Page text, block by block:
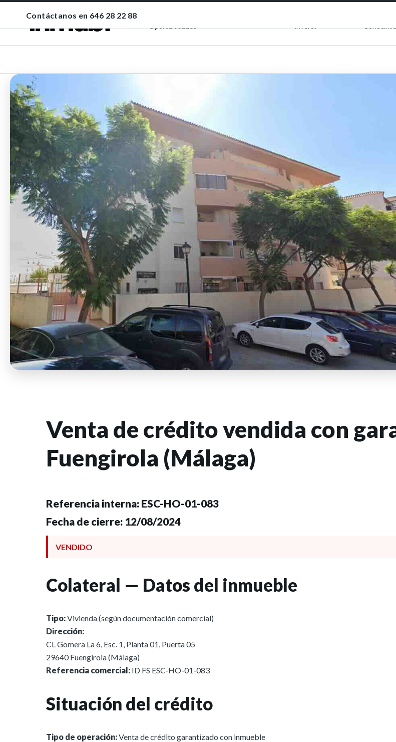
Contáctanos en 646 28 22 88
Oportunidades
invertir
Venta de crédito vendida con
Fuengirola (Málaga)
Venta de crédito vendida en Fuengirola – vivienda – inmubi.com
Referencia interna: ESC-HO-01-083
Fecha de cierre: 12/08/2024
VENDIDO
Colateral — Datos del inmueble
Tipo:Vivienda (según documentación comercial)
Dirección:
CL Gomera La 6, Esc. 1, Planta 01, Puerta 05
29640 Fuengirola (Málaga)
Referencia comercial: ID FS ESC-HO-01-083
Situación del crédito
Tipo de operación:Venta de crédito garantizado con inmueble